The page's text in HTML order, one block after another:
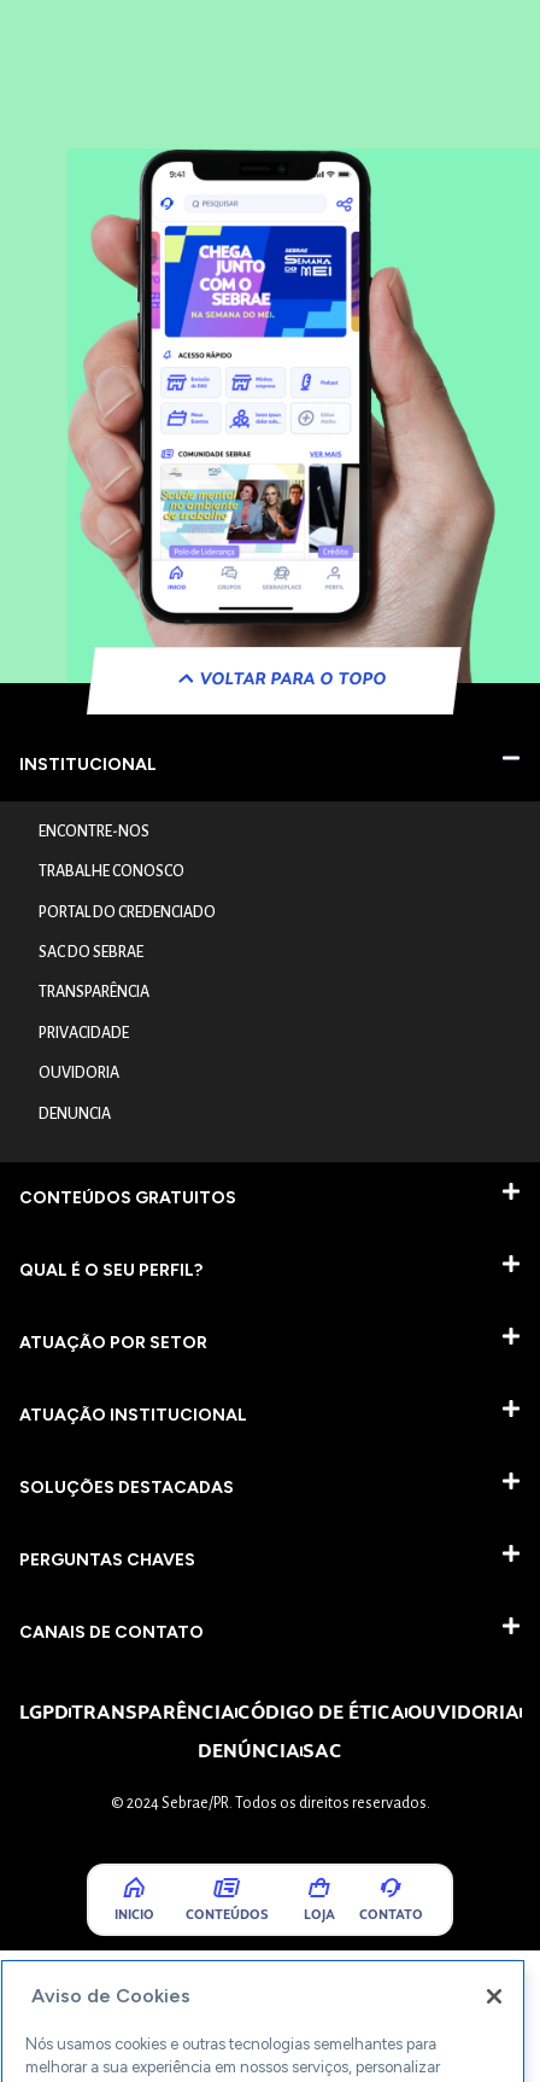
VOLTAR PARA O TOPO
INSTITUCIONAL
ENCONTRE-NOS
TRABALHE CONOSCO
PORTAL DO CREDENCIADO
SAC DO SEBRAE
TRANSPARÊNCIA
PRIVACIDADE
OUVIDORIA
DENUNCIA
CONTEÚDOS GRATUITOS
QUAL É O SEU PERFIL?
ATUAÇÃO POR SETOR
ATUAÇÃO INSTITUCIONAL
SOLUÇÕES DESTACADAS
PERGUNTAS CHAVES​
CANAIS DE CONTATO
LGPDTRANSPARÊNCIACÓDIGO DE ÉTICAOUVIDORIA
DENÚNCIASAC
© 2024 Sebrae/PR. Todos os direitos reservados.
INICIO CONTEÚDOS LOJA CONTATO
Aviso de Cookies
Nós usamos cookies e outras tecnologias semelhantes para
melhorar a sua experiência em nossos serviços, personalizar